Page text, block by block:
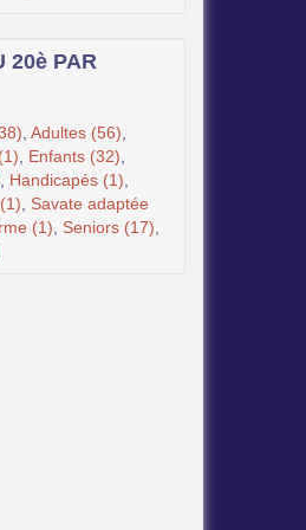
20è PAR
Adultes (56)
Enfants (32)
Handicapés (1)
Savate adaptée
(1) Seniors (17)